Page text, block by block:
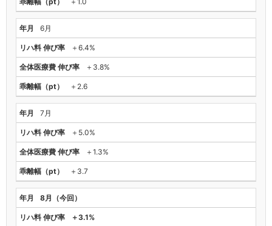
6月
＋6.4%
＋3.8%
＋2.6
7月
＋5.0%
＋1.3%
＋3.7
8月（今回）
＋3.1%